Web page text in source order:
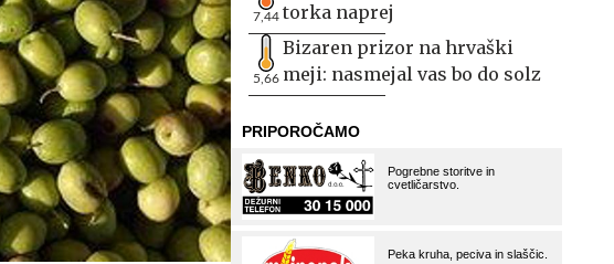
7,44 torka naprej
5,66
Bizaren prizor na hrvaški
meji: nasmejal vas bo do solz